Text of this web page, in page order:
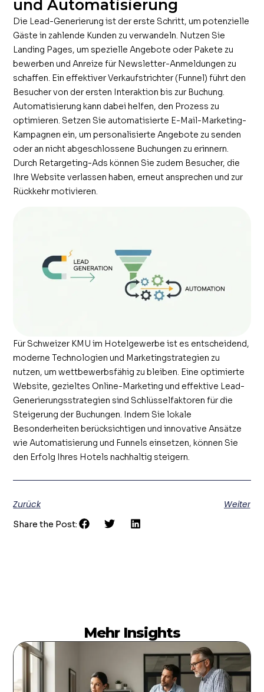
und Automatisierung
Die Lead-Generierung ist der erste Schritt, um potenzielle
Gäste in zahlende Kunden zu verwandeln. Nutzen Sie
Landing Pages, um spezielle Angebote oder Pakete zu
bewerben und Anreize für Newsletter-Anmeldungen zu
schaffen. Ein effektiver Verkaufstrichter (Funnel) führt den
Besucher von der ersten Interaktion bis zur Buchung.
Automatisierung kann dabei helfen, den Prozess zu
optimieren. Setzen Sie automatisierte E-Mail-Marketing-
Kampagnen ein, um personalisierte Angebote zu senden
oder an nicht abgeschlossene Buchungen zu erinnern.
Durch Retargeting-Ads können Sie zudem Besucher, die
Ihre Website verlassen haben, erneut ansprechen und zur
Rückkehr motivieren.
Für Schweizer KMU im Hotelgewerbe ist es entscheidend,
moderne Technologien und Marketingstrategien zu
nutzen, um wettbewerbsfähig zu bleiben. Eine optimierte
Website, gezieltes Online-Marketing und effektive Lead-
Generierungsstrategien sind Schlüsselfaktoren für die
Steigerung der Buchungen. Indem Sie lokale
Besonderheiten berücksichtigen und innovative Ansätze
wie Automatisierung und Funnels einsetzen, können Sie
den Erfolg Ihres Hotels nachhaltig steigern.
Zurück Weiter
Share the Post:
Mehr Insights